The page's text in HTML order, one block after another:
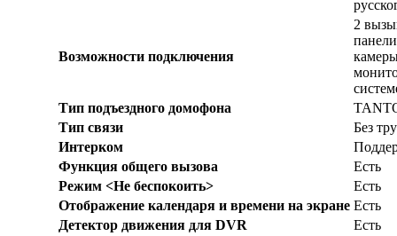
Возможности подключения
2
Тип подъездного домофона
Тип связи
Без
Интерком
Функция общего вызова
Есть
Режим <Не беспокоить>
Есть
Отображение календаря и времени на экране Есть
Детектор движения для DVR
Есть